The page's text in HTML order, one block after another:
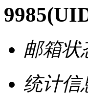
9985
邮箱状
统计信